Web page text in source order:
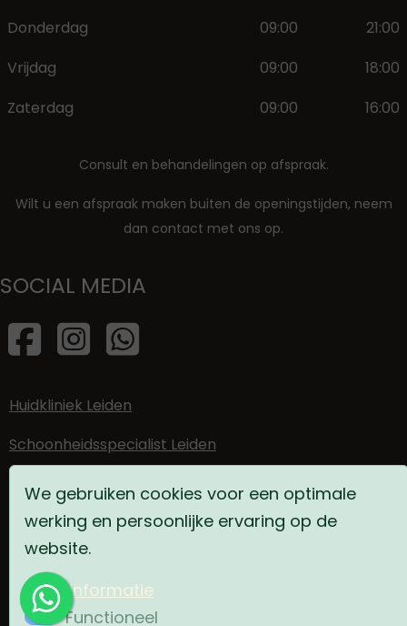
Donderdag
09:00
21:00
Vrijdag
09:00
18:00
Zaterdag
09:00 16:00
Consult en behandelingen op afspraak.
Wilt u een afspraak maken buiten de openingstijden, neem
dan contact met ons op.
SOCIAL MEDIA
Huidkliniek Leiden
Schoonheidsspecialist Leiden
Gezichtsbehandelingen
Huidtherapie
We gebruiken cookies voor een optimale
werking en persoonlijke ervaring op de
website.
Meer informatie
Functioneel